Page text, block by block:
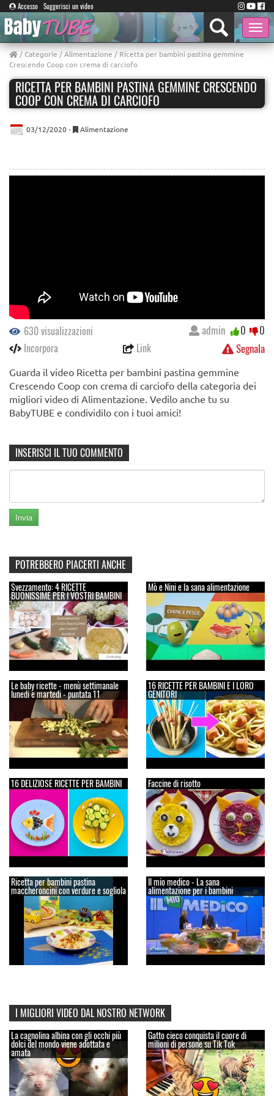
Accesso Suggerisci un video
Toggle
/Categorie /Alimentazione / Ricetta per bambini pastina gemmine
Crescendo Coop con crema di carciofo
RICETTA PER BAMBINI PASTINA GEMMINE CRESCENDO
COOP CON CREMA DI CARCIOFO
03/12/2020 - Alimentazione
630 visualizzazioni
Incorpora
Link Segnala
admin 0 0
Guarda il video Ricetta per bambini pastina gemmine
Crescendo Coop con crema di carciofo della categoria dei
migliori video di Alimentazione. Vedilo anche tu su
BabyTUBE e condividilo con i tuoi amici!
INSERISCI IL TUO COMMENTO
POTREBBERO PIACERTI ANCHE
Svezzamento: 4 RICETTE
BUONISSIME PER I VOSTRI BAMBINI
Mò e Nini e la sana alimentazione
Le baby ricette - menù settimanale
lunedi e martedi - puntata 11
16 RICETTE PER BAMBINI E I LORO
GENITORI
16 DELIZIOSE RICETTE PER BAMBINI Faccine di risotto
Ricetta per bambini pastina
maccheroncini con verdure e sogliola
Il mio medico - La sana
alimentazione per i bambini
I MIGLIORI VIDEO DAL NOSTRO NETWORK
La cagnolina albina con gli occhi più
dolci del mondo viene adottata e
amata
Gatto cieco conquista il cuore di
milioni di persone su Tik Tok